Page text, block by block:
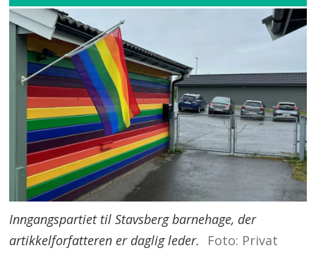
Inngangspartiet til Stavsberg barnehage, der
artikkelforfatteren er daglig leder.
Foto: Privat